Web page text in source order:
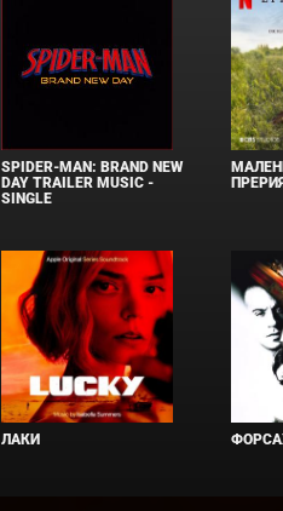
SPIDER-MAN: BRAND NEW
DAY TRAILER MUSIC -
SINGLE
ЛАКИ